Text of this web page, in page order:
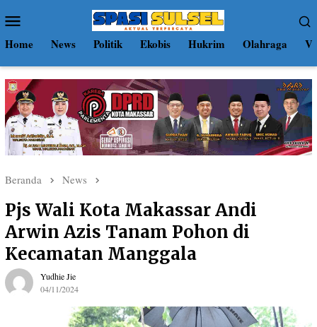
ke
kontenMobile
Home News Politik Ekobis Hukrim Olahraga
Beranda News
Pjs Wali Kota Makassar Andi
Arwin Azis Tanam Pohon di
Kecamatan Manggala
Yudhie Jie
04/11/2024